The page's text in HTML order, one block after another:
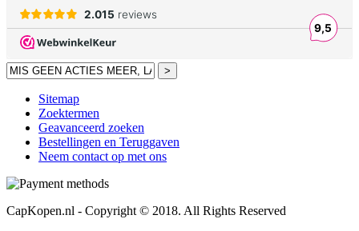
>
Sitemap
Zoektermen
Geavanceerd zoeken
Bestellingen en Teruggaven
Neem contact op met ons
CapKopen.nl - Copyright © 2018. All Rights Reserved